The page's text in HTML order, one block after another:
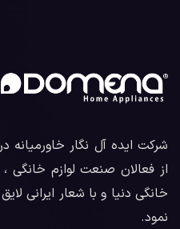
از فعالان صنعت لوازم خانگی
خانگی دنیا و با شعار ایرانی
نمود.